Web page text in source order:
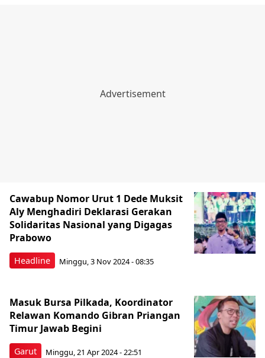
Headline
Cawabup Nomor Urut 1 Dede Muksit
Aly Menghadiri Deklarasi Gerakan
Solidaritas Nasional yang Digagas
Prabowo
Minggu, 3 Nov 2024 - 08:35
Garut
Masuk Bursa Pilkada, Koordinator
Relawan Komando Gibran Priangan
Timur Jawab Begini
Minggu, 21 Apr 2024 - 22:51